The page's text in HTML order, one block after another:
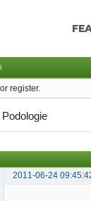
register.
Podologie
2011-06-24